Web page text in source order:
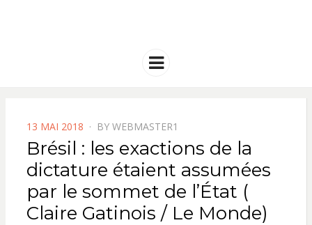
AMERIQUE
Menu
POSTED
ON
13 MAI 2018 BY WEBMASTER1
Brésil : les exactions de la
dictature étaient assumées
par le sommet de l’État (
Claire Gatinois / Le Monde)